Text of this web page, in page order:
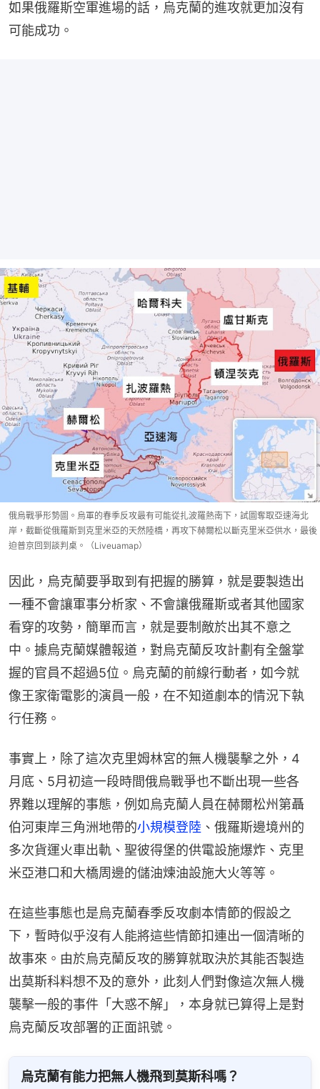
如果俄羅斯空軍進場的話，烏克蘭的進攻就更加沒有
可能成功。
俄烏戰爭形勢圖。烏軍的春季反攻最有可能從扎波羅熱南下，試圖奪取亞速海北
岸，截斷從俄羅斯到克里米亞的天然陸橋，再攻下赫爾松以斷克里米亞供水，最後
迫普京回到談判桌。（Liveuamap）
因此，烏克蘭要爭取到有把握的勝算，就是要製造出
一種不會讓軍事分析家、不會讓俄羅斯或者其他國家
看穿的攻勢，簡單而言，就是要制敵於出其不意之
中。據烏克蘭媒體報道，對烏克蘭反攻計劃有全盤掌
握的官員不超過5位。烏克蘭的前線行動者，如今就
像王家衛電影的演員一般，在不知道劇本的情況下執
行任務。
事實上，除了這次克里姆林宮的無人機襲擊之外，4
月底、5月初這一段時間俄烏戰爭也不斷出現一些各
界難以理解的事態，例如烏克蘭人員在赫爾松州第聶
伯河東岸三角洲地帶的小規模登陸 、俄羅斯邊境州的
多次貨運火車出軌、聖彼得堡的供電設施爆炸、克里
米亞港口和大橋周邊的儲油煉油設施大火等等。
在這些事態也是烏克蘭春季反攻劇本情節的假設之
下，暫時似乎沒有人能將這些情節扣連出一個清晰的
故事來。由於烏克蘭反攻的勝算就取決於其能否製造
出莫斯科料想不及的意外，此刻人們對像這次無人機
襲擊一般的事件「大惑不解」，本身就已算得上是對
烏克蘭反攻部署的正面訊號。
烏克蘭有能力把無人機飛到莫斯科嗎？